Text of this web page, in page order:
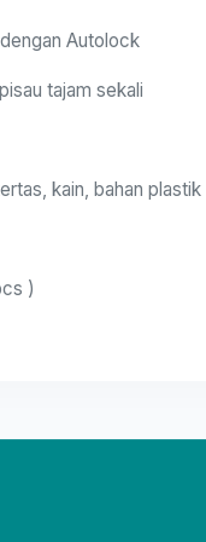
Autolock
tajam sekali
kain, bahan plastik
)